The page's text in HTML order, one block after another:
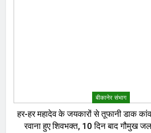
बीकानेर संभाग
हर-हर महादेव के जयकारों से तूफानी डाक
रवाना हुए शिवभक्त, 10 दिन बाद गौमुख